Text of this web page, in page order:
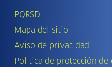
PQRSD
Mapa del sitio
Aviso de privacidad
Política de protección de